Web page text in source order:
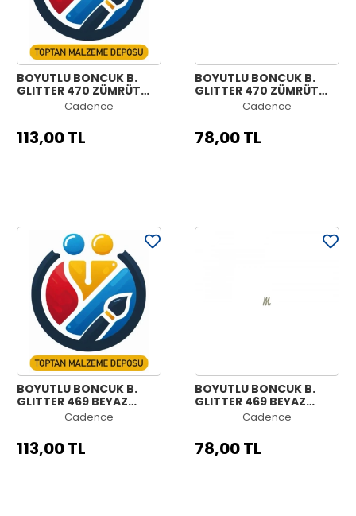
BOYUTLU BONCUK B.
GLITTER 470 ZÜMRÜT
YEŞİL 50MLCadence
113,00 TL
BOYUTLU BONCUK B.
GLITTER 470 ZÜMRÜT
YEŞİLİ 25MLCadence
78,00 TL
BOYUTLU BONCUK B.
GLITTER 469 BEYAZ
ALTIN 50MLCadence
113,00 TL
BOYUTLU BONCUK B.
GLITTER 469 BEYAZ
ALTIN 25MLCadence
78,00 TL